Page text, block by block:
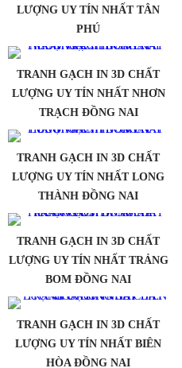
LƯỢNG UY TÍN NHẤT TÂN
PHÚ
TRANH GẠCH IN 3D CHẤT
LƯỢNG UY TÍN NHẤT NHƠN
TRẠCH ĐỒNG NAI
TRANH GẠCH IN 3D CHẤT
LƯỢNG UY TÍN NHẤT LONG
THÀNH ĐỒNG NAI
TRANH GẠCH IN 3D CHẤT
LƯỢNG UY TÍN NHẤT TRẢNG
BOM ĐỒNG NAI
TRANH GẠCH IN 3D CHẤT
LƯỢNG UY TÍN NHẤT BIÊN
HÒA ĐỒNG NAI